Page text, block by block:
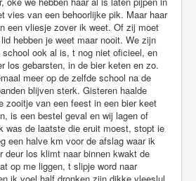
vies van een behoorlijke pik. Maar haar
een vliesje zover ik weet. Of zij moet
hebben je weet maar nooit. We zijn
ook al is, t nog niet oficieel, en
los gebarsten, in de bier keten en zo.
meer op de zelfde school na de
blijven sterk. Gisteren haalde
zooitje van een feest in een bier keet
is een bestel geval en wij lagen of
was de laatste die eruit moest, stopt ie
een halve km voor de afslag waar ik
deur los klimt naar binnen kwakt de
op me liggen, t slipje word naar